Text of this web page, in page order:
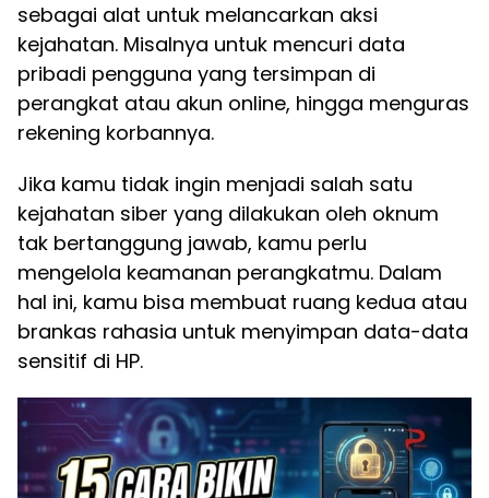
sebagai alat untuk melancarkan aksi
kejahatan. Misalnya untuk mencuri data
pribadi pengguna yang tersimpan di
perangkat atau akun online, hingga menguras
rekening korbannya.
Jika kamu tidak ingin menjadi salah satu
kejahatan siber yang dilakukan oleh oknum
tak bertanggung jawab, kamu perlu
mengelola keamanan perangkatmu. Dalam
hal ini, kamu bisa membuat ruang kedua atau
brankas rahasia untuk menyimpan data-data
sensitif di HP.